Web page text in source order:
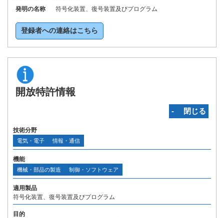
発明の名称
符号化装置、復号装置及びプログラム
登録者への連絡はこちら
開放特許情報
‐ 閉じる
技術分野
電気・電子 情報・通信
機能
機械・部品の製造 制御・ソフトウェア
適用製品
符号化装置、復号装置及びプログラム
目的